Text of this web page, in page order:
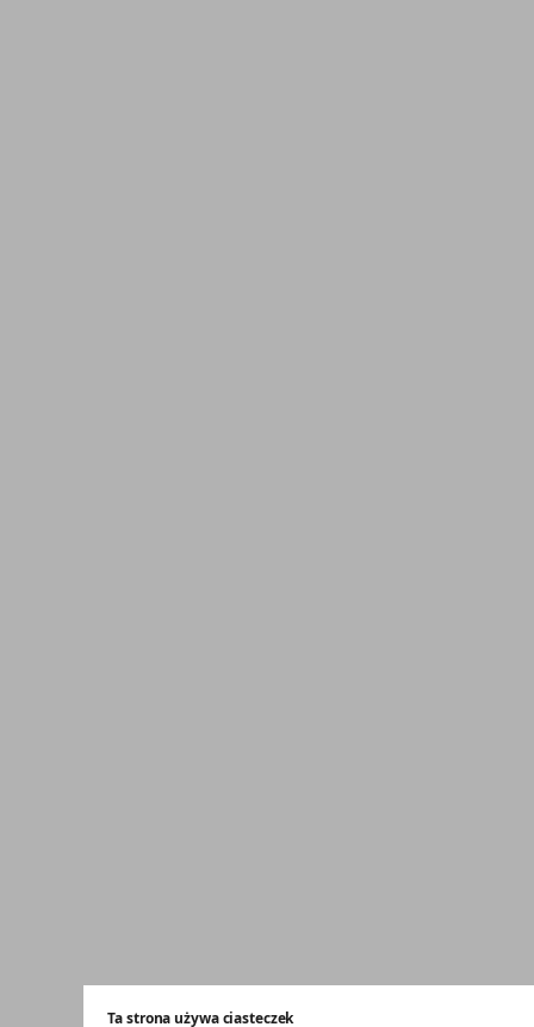
Ta strona używa ciasteczek